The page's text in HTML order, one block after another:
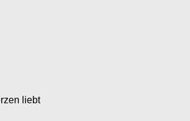
liebt